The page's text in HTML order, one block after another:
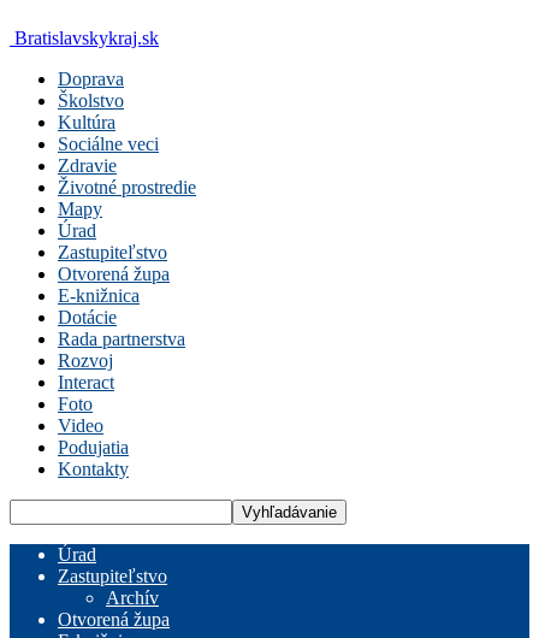
Bratislavskykraj.sk
Doprava
Školstvo
Kultúra
Sociálne veci
Zdravie
Životné prostredie
Mapy
Úrad
Zastupiteľstvo
Otvorená župa
E-knižnica
Dotácie
Rada partnerstva
Rozvoj
Interact
Foto
Video
Podujatia
Kontakty
Úrad
Zastupiteľstvo
Archív
Otvorená župa